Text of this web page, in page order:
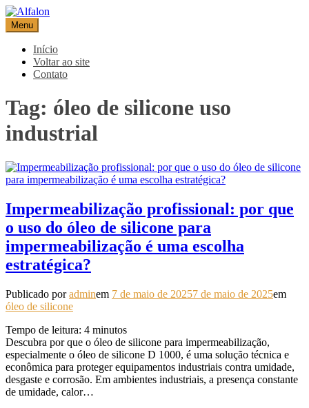
Pular
para
o
conteúdo
Alfalon
comércio e serviços pertinentes aos produtos de embalagens
Menu
Início
Voltar ao site
Contato
Tag: óleo de silicone uso
industrial
Impermeabilização profissional: por que
o uso do óleo de silicone para
impermeabilização é uma escolha
estratégica?
Publicado poradminem 7 de maio de 20257 de maio de 2025em
óleo de silicone
Tempo de leitura: 4 minutos
Descubra por que o óleo de silicone para impermeabilização,
especialmente o óleo de silicone D 1000, é uma solução técnica e
econômica para proteger equipamentos industriais contra umidade,
desgaste e corrosão. Em ambientes industriais, a presença constante
de umidade, calor…